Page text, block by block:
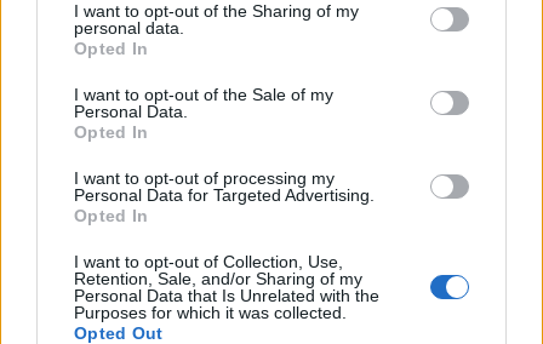
I want to opt-out of the Sharing of my
personal data.
Opted In
I want to opt-out of the Sale of my
Personal Data.
Opted In
I want to opt-out of processing my
Personal Data for Targeted Advertising.
Opted In
I want to opt-out of Collection, Use,
Retention, Sale, and/or Sharing of my
Personal Data that Is Unrelated with the
Purposes for which it was collected.
Opted Out